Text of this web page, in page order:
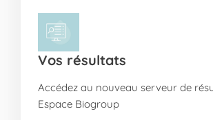
Vos résultats
Accédez au nouveau serveur de
Espace Biogroup